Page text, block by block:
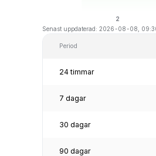
Senast uppdaterad: 2026-08-08,
Period
24 timmar
7 dagar
30 dagar
90 dagar